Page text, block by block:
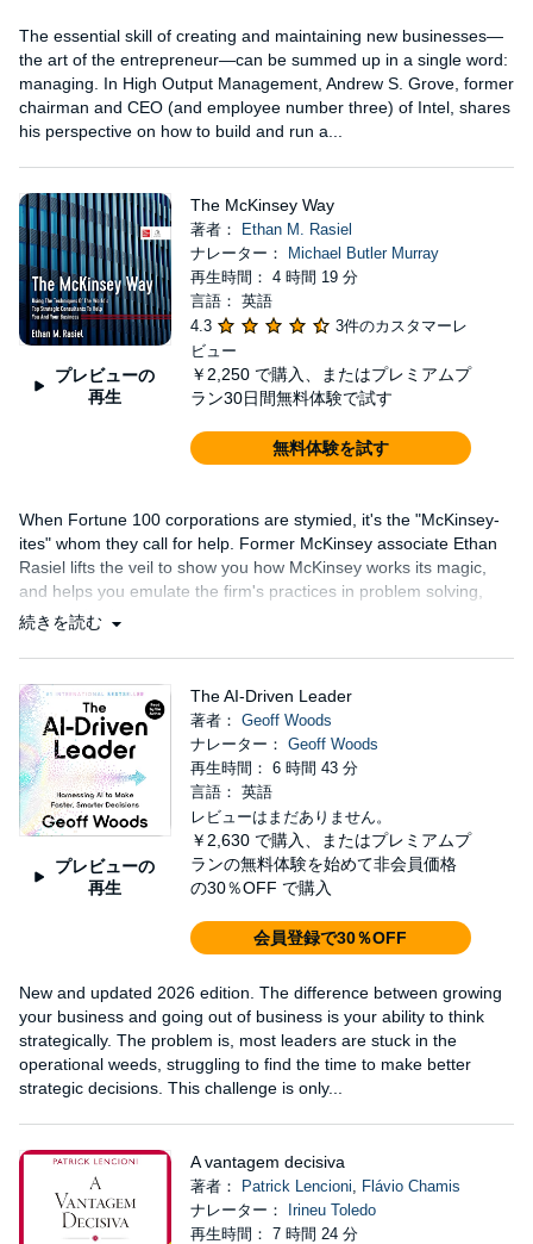
The essential skill of creating and maintaining new businesses—
the art of the entrepreneur—can be summed up in a single word:
managing. In High Output Management, Andrew S. Grove, former
chairman and CEO (and employee number three) of Intel, shares
his perspective on how to build and run a...
プレビューの
再生
The McKinsey Way
著者：
Ethan M. Rasiel
ナレーター：
Michael Butler Murray
再生時間： 4 時間 19 分
言語： 英語
4.3
3件のカスタマーレ
ビュー
￥2,250 で購入、またはプレミアムプ
ラン30日間無料体験で試す
無料体験を試す
When Fortune 100 corporations are stymied, it's the "McKinsey-
ites" whom they call for help. Former McKinsey associate Ethan
Rasiel lifts the veil to show you how McKinsey works its magic,
and helps you emulate the firm's practices in problem solving,
communication, and management....
続きを読む
プレビューの
再生
The AI-Driven Leader
著者： Geoff Woods
ナレーター： Geoff Woods
再生時間： 6 時間 43 分
言語： 英語
レビューはまだありません。
￥2,630 で購入、またはプレミアムプ
ランの無料体験を始めて非会員価格
の30％OFF で購入
会員登録で30％OFF
New and updated 2026 edition. The difference between growing
your business and going out of business is your ability to think
strategically. The problem is, most leaders are stuck in the
operational weeds, struggling to find the time to make better
strategic decisions. This challenge is only...
A vantagem decisiva
著者： Patrick Lencioni, Flávio Chamis
ナレーター：
Irineu Toledo
再生時間： 7 時間 24 分